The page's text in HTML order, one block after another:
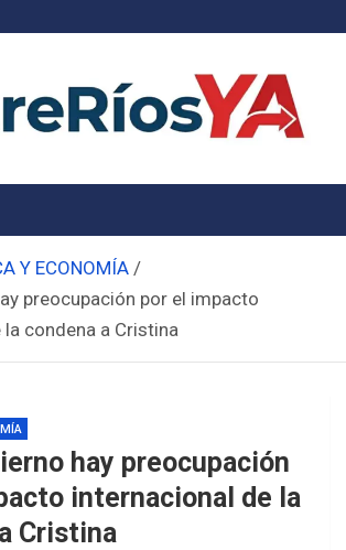
Entre Ríos
la provincia ahora
Y ECONOMÍA
preocupación por el impacto
condena a Cristina
hay preocupación
internacional de la
Cristina